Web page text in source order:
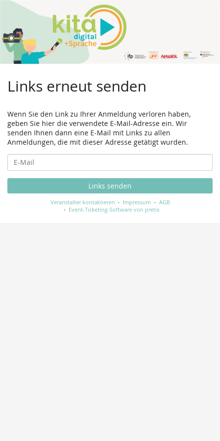
Links erneut senden
Wenn Sie den Link zu Ihrer Anmeldung verloren haben,
geben Sie hier die verwendete E-Mail-Adresse ein. Wir
senden Ihnen dann eine E-Mail mit Links zu allen
Anmeldungen, die mit dieser Adresse getätigt wurden.
E-
Mail
Links senden
Veranstalter kontaktieren Impressum
AGB
Event-Ticketing-Software von pretix